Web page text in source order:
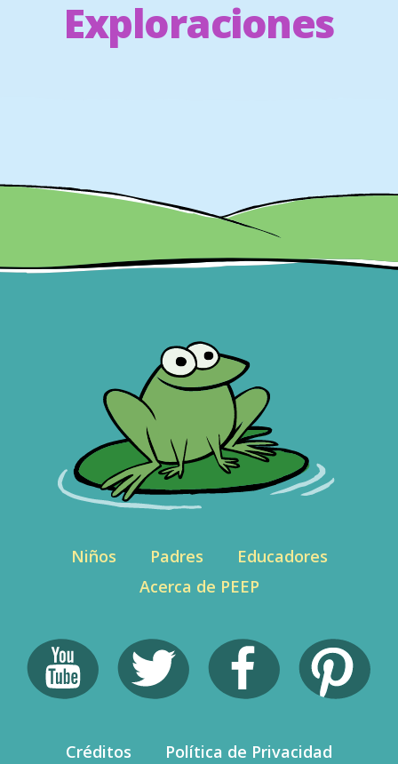
Exploraciones
Niños Padres
Educadores
Acerca de PEEP
Créditos
Política de Privacidad